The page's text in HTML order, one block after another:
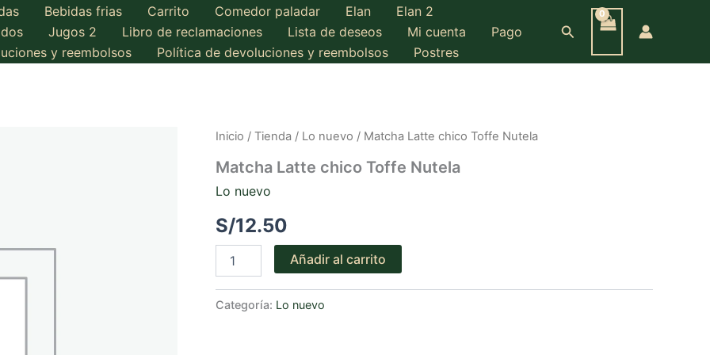
Bebidas frias Carrito Comedor paladar Elan
Elan 2
Jugos 2 Libro de reclamaciones Lista de deseos Mi cuenta
Pago
y reembolsos Política de devoluciones y reembolsos Postres
Buscar
Inicio / Tienda / Lo nuevo / Matcha Latte chico Toffe Nutela
Matcha Latte chico Toffe Nutela
Lo nuevo
S/12.50
Latte
Toffe
Nutela
Añadir al carrito
Categoría: Lo nuevo
Nutela